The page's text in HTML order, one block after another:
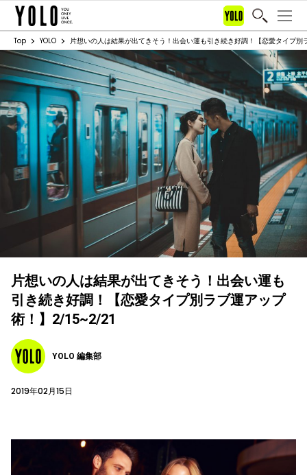
Top YOLO 片想いの人は結果が出てきそう！出会い運も引き続き好調！【恋愛タイプ
片想いの人は結果が出てきそう！出会い運も
引き続き好調！【恋愛タイプ別ラブ運アップ
術！】2/15~2/21
YOLO 編集部
2019年02月15日